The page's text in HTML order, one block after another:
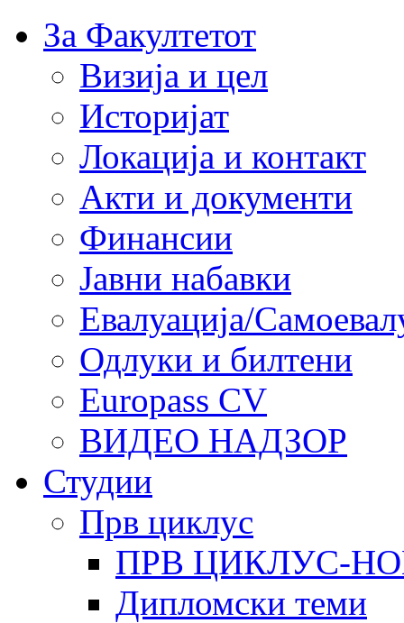
За Факултетот
Визија и цел
Историјат
Локација и контакт
Акти и документи
Финансии
Јавни набавки
Евалуација/
Одлуки и билтени
Europass CV
ВИДЕО НАДЗОР
Студии
Прв циклус
ПРВ ЦИКЛУС-
Дипломски теми